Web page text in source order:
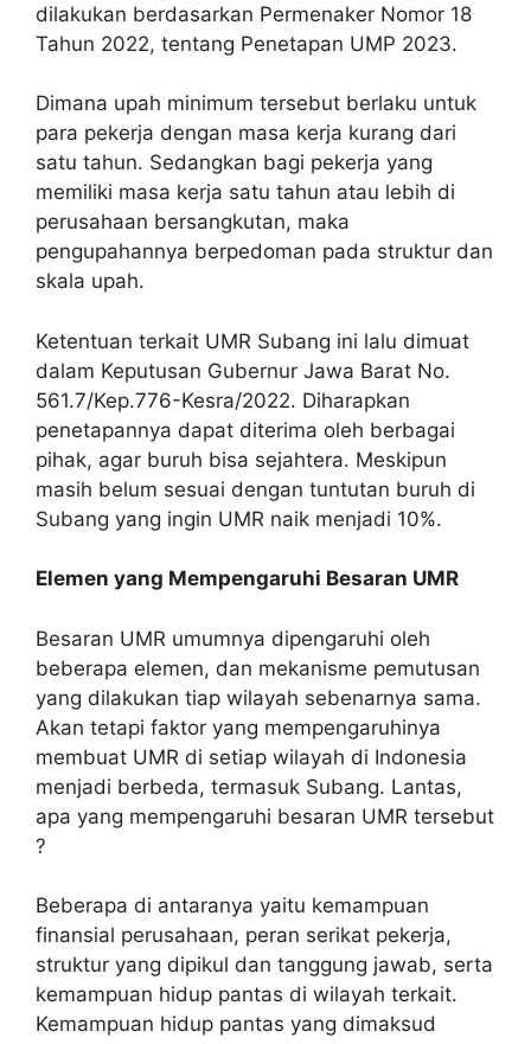
dilakukan berdasarkan Permenaker Nomor 18
Tahun 2022, tentang Penetapan UMP 2023.
Dimana upah minimum tersebut berlaku untuk
para pekerja dengan masa kerja kurang dari
satu tahun. Sedangkan bagi pekerja yang
memiliki masa kerja satu tahun atau lebih di
perusahaan bersangkutan, maka
pengupahannya berpedoman pada struktur dan
skala upah.
Ketentuan terkait UMR Subang ini lalu dimuat
dalam Keputusan Gubernur Jawa Barat No.
561.7/Kep.776-Kesra/2022. Diharapkan
penetapannya dapat diterima oleh berbagai
pihak, agar buruh bisa sejahtera. Meskipun
masih belum sesuai dengan tuntutan buruh di
Subang yang ingin UMR naik menjadi 10%.
Elemen yang Mempengaruhi Besaran UMR
Besaran UMR umumnya dipengaruhi oleh
beberapa elemen, dan mekanisme pemutusan
yang dilakukan tiap wilayah sebenarnya sama.
Akan tetapi faktor yang mempengaruhinya
membuat UMR di setiap wilayah di Indonesia
menjadi berbeda, termasuk Subang. Lantas,
apa yang mempengaruhi besaran UMR tersebut
?
Beberapa di antaranya yaitu kemampuan
finansial perusahaan, peran serikat pekerja,
struktur yang dipikul dan tanggung jawab, serta
kemampuan hidup pantas di wilayah terkait.
Kemampuan hidup pantas yang dimaksud